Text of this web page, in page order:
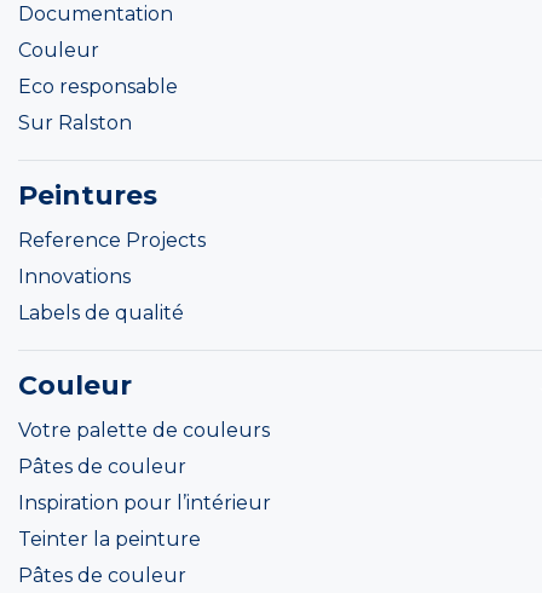
Documentation
Couleur
Eco responsable
Sur Ralston
Peintures
Reference Projects
Innovations
Labels de qualité
Couleur
Votre palette de couleurs
Pâtes de couleur
Inspiration pour l’intérieur
Teinter la peinture
Pâtes de couleur